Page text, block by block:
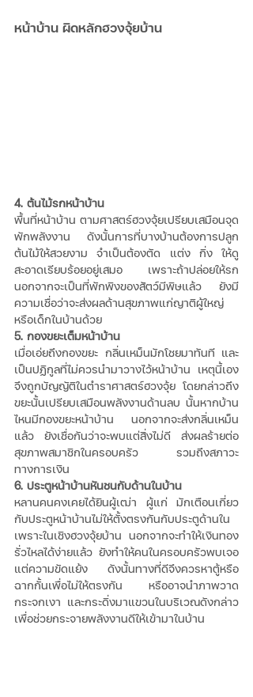
หน้าบ้าน ผิดหลักฮวงจุ้ยบ้าน
4. ต้นไม้รกหน้าบ้าน
พื้นที่หน้าบ้าน ตามศาสตร์ฮวงจุ้ยเปรียบเสมือนจุด
พักพลังงาน ดังนั้นการที่บางบ้านต้องการปลูก
ต้นไม้ให้สวยงาม จำเป็นต้องตัด แต่ง กิ่ง ให้ดู
สะอาดเรียบร้อยอยู่เสมอ เพราะถ้าปล่อยให้รก
นอกจากจะเป็นที่พักพิงของสัตว์มีพิษแล้ว ยังมี
ความเชื่อว่าจะส่งผลด้านสุขภาพแก่ญาติผู้ใหญ่
หรือเด็กในบ้านด้วย
5. กองขยะเต็มหน้าบ้าน
เมื่อเอ่ยถึงกองขยะ กลิ่นเหม็นมักโชยมาทันที และ
เป็นปฏิกูลที่ไม่ควรนำมาวางไว้หน้าบ้าน เหตุนี้เอง
จึงถูกบัญญัติในตำราศาสตร์ฮวงจุ้ย โดยกล่าวถึง
ขยะนั้นเปรียบเสมือนพลังงานด้านลบ นั้นหากบ้าน
ไหนมีกองขยะหน้าบ้าน นอกจากจะส่งกลิ่นเหม็น
แล้ว ยังเชื่อกันว่าจะพบแต่สิ่งไม่ดี ส่งผลร้ายต่อ
สุขภาพสมาชิกในครอบครัว รวมถึงสภาวะ
ทางการเงิน
6. ประตูหน้าบ้านหันชนกับด้านในบ้าน
หลานคนคงเคยได้ยินผู้เฒ่า ผู้แก่ มักเตือนเกี่ยว
กับประตูหน้าบ้านไม่ให้ตั้งตรงกันกับประตูด้านใน
เพราะในเชิงฮวงจุ้ยบ้าน นอกจากจะทำให้เงินทอง
รั่วไหลได้ง่ายแล้ว ยังทำให้คนในครอบครัวพบเจอ
แต่ความขัดแย้ง ดังนั้นทางที่ดีจึงควรหาตู้หรือ
ฉากกั้นเพื่อไม่ให้ตรงกัน หรืออาจนำภาพวาด
กระจกเงา และกระดิ่งมาแขวนในบริเวณดังกล่าว
เพื่อช่วยกระจายพลังงานดีให้เข้ามาในบ้าน